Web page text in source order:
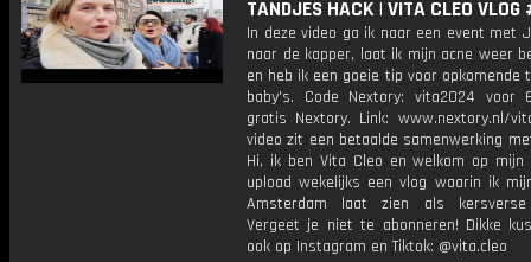
TANDJES HACK | VITA CLEO
In deze video ga ik naar een event met
naar de kapper, laat ik mijn acne weer
en heb ik een goeie tip voor opkomende
baby's. Code Nextory: vita2024 voor
gratis Nextory. Link: www.nextory.nl/
video zit een betaalde samenwerking
Hi, ik ben Vita Cleo en welkom op mijn
upload wekelijks een vlog waarin ik
Amsterdam laat zien als kersverse
Vergeet je niet te abonneren! Dikke
ook op Instagram en Tiktok: @vita.cleo